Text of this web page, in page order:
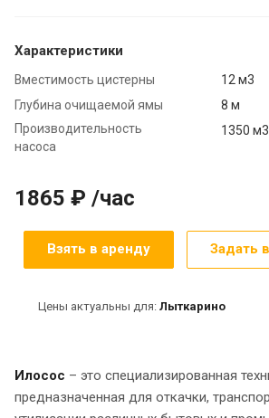
Характеристики
Вместимость цистерны
12 м3
Глубина очищаемой ямы
8 м
Производительность
насоса
1350
1865 ₽ /час
Взять в аренду Задать
Цены актуальны для: Лыткарино
Илосос – это специализированная
предназначенная для откачки,